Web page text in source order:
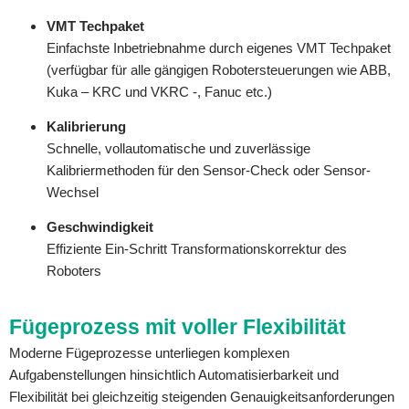
VMT Techpaket
Einfachste Inbetriebnahme durch eigenes VMT Techpaket
(verfügbar für alle gängigen Robotersteuerungen wie ABB,
Kuka – KRC und VKRC -, Fanuc etc.)
Kalibrierung
Schnelle, vollautomatische und zuverlässige
Kalibriermethoden für den Sensor-Check oder Sensor-
Wechsel
Geschwindigkeit
Effiziente Ein-Schritt Transformationskorrektur des
Roboters
Fügeprozess mit voller Flexibilität
Moderne Fügeprozesse unterliegen komplexen
Aufgabenstellungen hinsichtlich Automatisierbarkeit und
Flexibilität bei gleichzeitig steigenden Genauigkeitsanforderungen